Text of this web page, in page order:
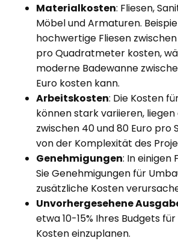
Materialkosten: Fliesen,
Möbel und Armaturen.
hochwertige Fliesen zwischen
pro Quadratmeter kosten,
moderne Badewanne
Euro kosten kann.
Arbeitskosten: Die Kosten
können stark variieren,
zwischen 40 und 80 Euro pro
von der Komplexität des
Genehmigungen: In einigen
Sie Genehmigungen für
zusätzliche Kosten
Unvorhergesehene
etwa 10-15% Ihres Budgets
Kosten einzuplanen.